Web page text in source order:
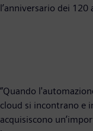
l’anniversario dei 120
“Quando
cloud si incontrano e
acquisiscono